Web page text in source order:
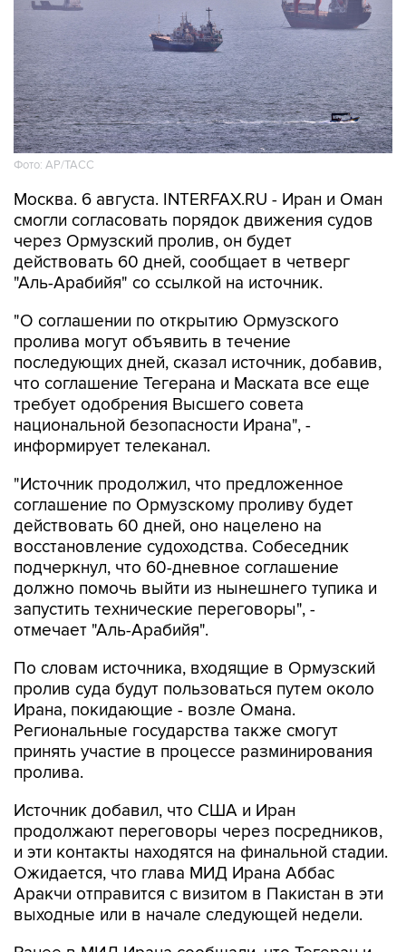
Фото: AP/ТАСС
Москва. 6 августа. INTERFAX.RU - Иран и Оман
смогли согласовать порядок движения судов
через Ормузский пролив, он будет
действовать 60 дней, сообщает в четверг
"Аль-Арабийя" со ссылкой на источник.
"О соглашении по открытию Ормузского
пролива могут объявить в течение
последующих дней, сказал источник, добавив,
что соглашение Тегерана и Маската все еще
требует одобрения Высшего совета
национальной безопасности Ирана", -
информирует телеканал.
"Источник продолжил, что предложенное
соглашение по Ормузскому проливу будет
действовать 60 дней, оно нацелено на
восстановление судоходства. Собеседник
подчеркнул, что 60-дневное соглашение
должно помочь выйти из нынешнего тупика и
запустить технические переговоры", -
отмечает "Аль-Арабийя".
По словам источника, входящие в Ормузский
пролив суда будут пользоваться путем около
Ирана, покидающие - возле Омана.
Региональные государства также смогут
принять участие в процессе разминирования
пролива.
Источник добавил, что США и Иран
продолжают переговоры через посредников,
и эти контакты находятся на финальной стадии.
Ожидается, что глава МИД Ирана Аббас
Аракчи отправится с визитом в Пакистан в эти
выходные или в начале следующей недели.